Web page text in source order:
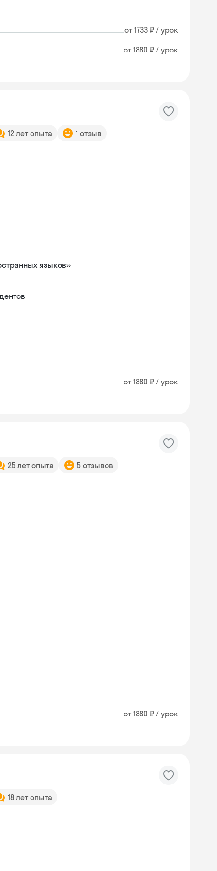
от 1733 ₽ / урок
от 1880 ₽ / урок
12 лет опыта 1 отзыв
языков»
от 1880 ₽ / урок
25 лет опыта 5 отзывов
от 1880 ₽ / урок
18 лет опыта